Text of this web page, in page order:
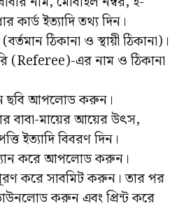
ইত্যাদি তথ্য দিন।
ঠিকানা ও স্থায়ী ঠিকানা)।
(Referee)-এর নাম ও ঠিকানা
ছবি আপলোড করুন।
বাবা-মায়ের আয়ের উৎস,
ইত্যাদি বিবরণ দিন।
করে আপলোড করুন।
করে সাবমিট করুন। তার পর
করুন এবং প্রিন্ট করে